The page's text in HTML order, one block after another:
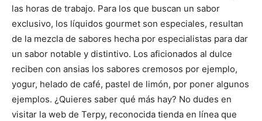
las horas de trabajo. Para los que buscan un sabor
exclusivo, los líquidos gourmet son especiales, resultan
de la mezcla de sabores hecha por especialistas para dar
un sabor notable y distintivo. Los aficionados al dulce
reciben con ansias los sabores cremosos por ejemplo,
yogur, helado de café, pastel de limón, por poner algunos
ejemplos. ¿Quieres saber qué más hay? No dudes en
visitar la web de Terpy, reconocida tienda en línea que